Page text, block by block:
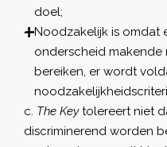
doel;
Noodzakelijk is omdat
onderscheid makende
bereiken, er wordt
The Keytolereert niet
discriminerend worden